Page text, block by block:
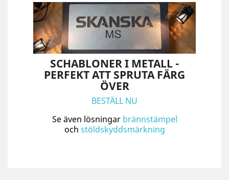
SCHABLONER I METALL -
PERFEKT ATT SPRUTA FÄRG
ÖVER
BESTÄLL NU
Se även lösningar brännstämpel
och stöldskyddsmärkning